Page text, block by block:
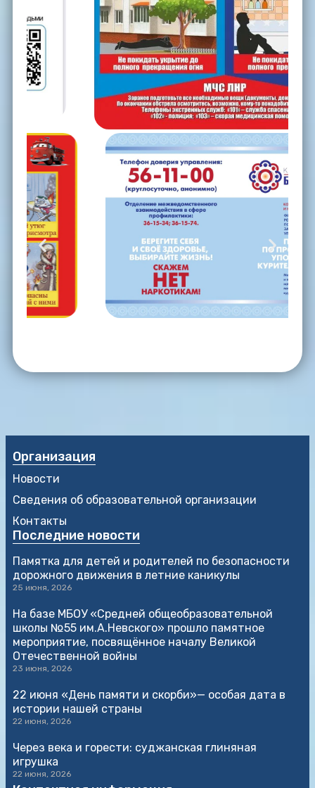
Организация
Новости
Сведения об образовательной организации
Контакты
Последние новости
Памятка для детей и родителей по безопасности
дорожного движения в летние каникулы
25 июня, 2026
На базе МБОУ «Средней общеобразовательной
школы №55 им.А.Невского» прошло памятное
мероприятие, посвящённое началу Великой
Отечественной войны
23 июня, 2026
22 июня «День памяти и скорби»— особая дата в
истории нашей страны
22 июня, 2026
Через века и горести: суджанская глиняная
игрушка
22 июня, 2026